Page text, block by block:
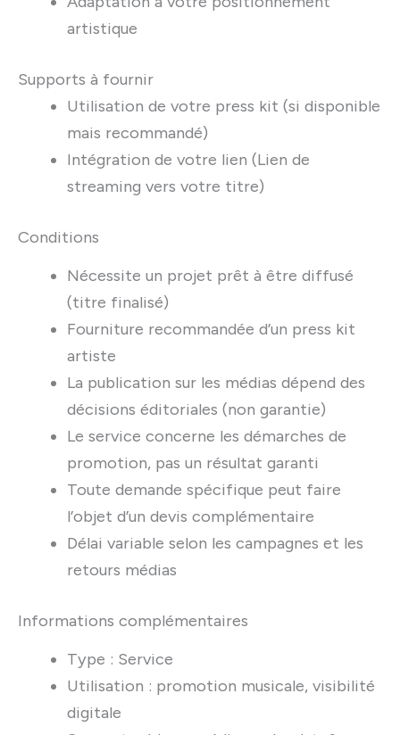
artistique
Supports à fournir
Utilisation de votre press kit (si disponible
mais recommandé)
Intégration de votre lien (Lien de
streaming vers votre titre)
Conditions
Nécessite un projet prêt à être diffusé
(titre finalisé)
Fourniture recommandée d’un press kit
artiste
La publication sur les médias dépend des
décisions éditoriales (non garantie)
Le service concerne les démarches de
promotion, pas un résultat garanti
Toute demande spécifique peut faire
l’objet d’un devis complémentaire
Délai variable selon les campagnes et les
retours médias
Informations complémentaires
Type : Service
Utilisation : promotion musicale, visibilité
digitale